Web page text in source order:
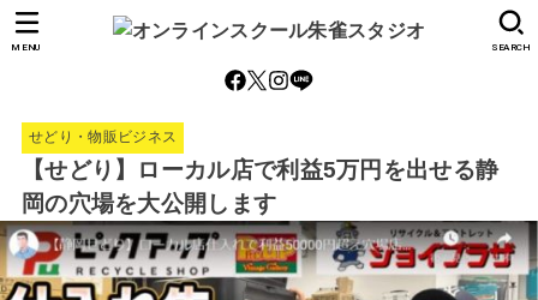
SEARCH
MENU
せどり・物販ビジネス
【せどり】ローカル店で利益5万円を出せる静
岡の穴場を大公開します